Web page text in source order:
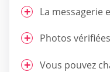
La messagerie
Photos
Vous pouvez